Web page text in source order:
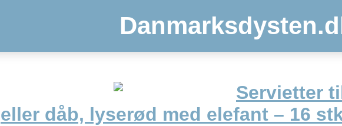
Servietter
eller dåb, lyserød med elefant – 16